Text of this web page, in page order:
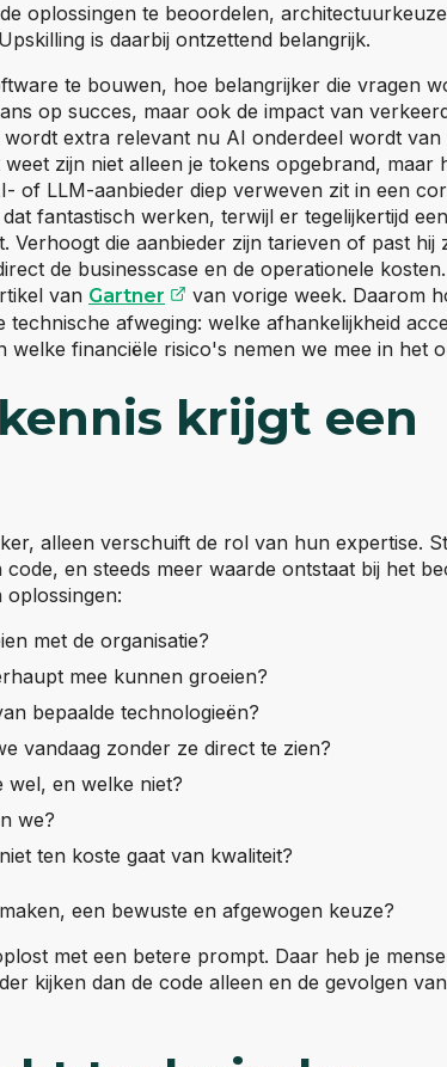
oplossingen te beoordelen,
is daarbij ontzettend belangrijk.
te bouwen, hoe belangrijker die vragen
op succes, maar ook de impact van
extra relevant nu AI onderdeel wordt van
zijn niet alleen je tokens opgebrand, maar
of LLM-aanbieder diep verweven zit in een
fantastisch werken, terwijl er tegelijkertijd
Verhoogt die aanbieder zijn tarieven of past hij
de businesscase en de operationele
van Gartner (opent externe website)
van vorige week. Daarom
technische afweging: welke afhankelijkheid
welke financiële risico's nemen we mee in het
krijgt een
alleen verschuift de rol van hun expertise.
en steeds meer waarde ontstaat bij het
met de organisatie?
mee kunnen groeien?
bepaalde technologieën?
vandaag zonder ze direct te zien?
wel, en welke niet?
we?
ten koste gaat van kwaliteit?
een bewuste en afgewogen keuze?
met een betere prompt. Daar heb je
kijken dan de code alleen en de gevolgen